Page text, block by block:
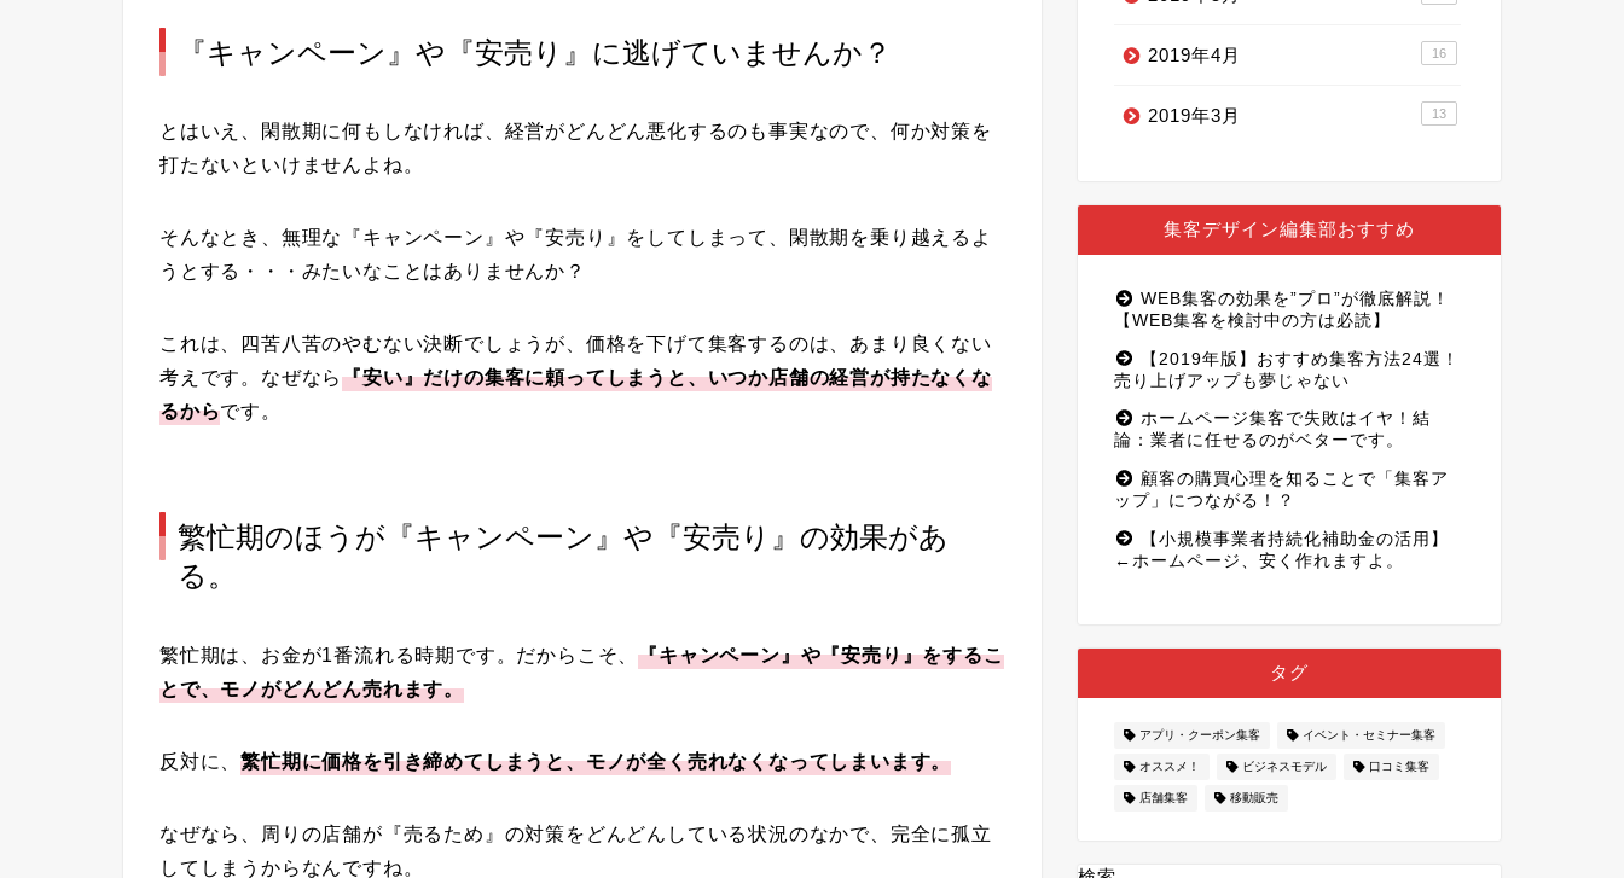
『キャンペーン』や『安売り』に逃げていませんか？
とはいえ、閑散期に何もしなければ、経営がどんどん悪化するのも事実なので、何か対策を
打たないといけませんよね。
そんなとき、無理な『キャンペーン』や『安売り』をしてしまって、閑散期を乗り越えるよ
うとする・・・みたいなことはありませんか？
これは、四苦八苦のやむない決断でしょうが、価格を下げて集客するのは、あまり良くない
考えです。なぜなら『安い』だけの集客に頼ってしまうと、いつか店舗の経営が持たなくな
るからです。
繁忙期のほうが『キャンペーン』や『安売り』の効果があ
る。
繁忙期は、お金が1番流れる時期です。だからこそ、『キャンペーン』や『安売り』をするこ
とで、モノがどんどん売れます。
反対に、繁忙期に価格を引き締めてしまうと、モノが全く売れなくなってしまいます。
なぜなら、周りの店舗が『売るため』の対策をどんどんしている状況のなかで、完全に孤立
してしまうからなんですね。
2019年4月 16
2019年3月 13
集客デザイン編集部おすすめ
WEB集客の効果を”プロ”が徹底解説！
【WEB集客を検討中の方は必読】
【2019年版】おすすめ集客方法24選！
売り上げアップも夢じゃない
ホームページ集客で失敗はイヤ！結
論：業者に任せるのがベターです。
顧客の購買心理を知ることで「集客ア
ップ」につながる！？
【小規模事業者持続化補助金の活用】
←ホームページ、安く作れますよ。
タグ
アプリ・クーポン集客 イベント・セミナー集客
オススメ！ ビジネスモデル 口コミ集客
店舗集客 移動販売